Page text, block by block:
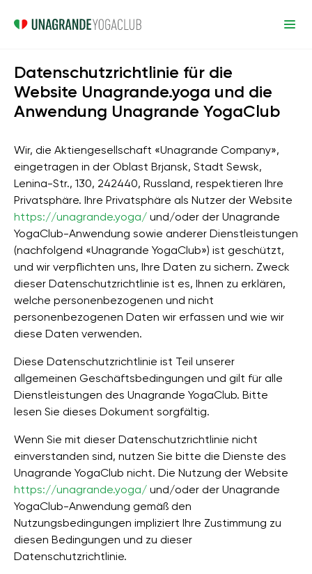
Datenschutzrichtlinie für die
Website Unagrande.yoga und die
Anwendung Unagrande YogaClub
Wir, die Aktiengesellschaft «Unagrande Company»,
eingetragen in der Oblast Brjansk, Stadt Sewsk,
Lenina-Str., 130, 242440, Russland, respektieren Ihre
Privatsphäre. Ihre Privatsphäre als Nutzer der Website
https://unagrande.yoga/ und/oder der Unagrande
YogaClub-Anwendung sowie anderer Dienstleistungen
(nachfolgend «Unagrande YogaClub») ist geschützt,
und wir verpflichten uns, Ihre Daten zu sichern. Zweck
dieser Datenschutzrichtlinie ist es, Ihnen zu erklären,
welche personenbezogenen und nicht
personenbezogenen Daten wir erfassen und wie wir
diese Daten verwenden.
Diese Datenschutzrichtlinie ist Teil unserer
allgemeinen Geschäftsbedingungen und gilt für alle
Dienstleistungen des Unagrande YogaClub. Bitte
lesen Sie dieses Dokument sorgfältig.
Wenn Sie mit dieser Datenschutzrichtlinie nicht
einverstanden sind, nutzen Sie bitte die Dienste des
Unagrande YogaClub nicht. Die Nutzung der Website
https://unagrande.yoga/ und/oder der Unagrande
YogaClub-Anwendung gemäß den
Nutzungsbedingungen impliziert Ihre Zustimmung zu
diesen Bedingungen und zu dieser
Datenschutzrichtlinie.